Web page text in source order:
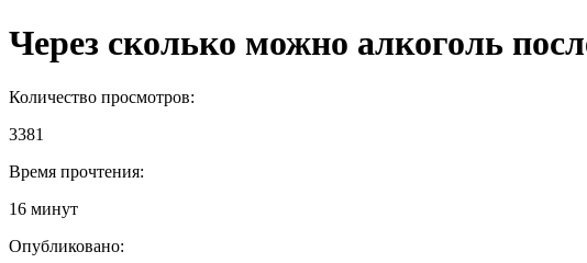
Через сколько можно алкоголь
Количество просмотров:
3381
Время прочтения:
16 минут
Опубликовано: